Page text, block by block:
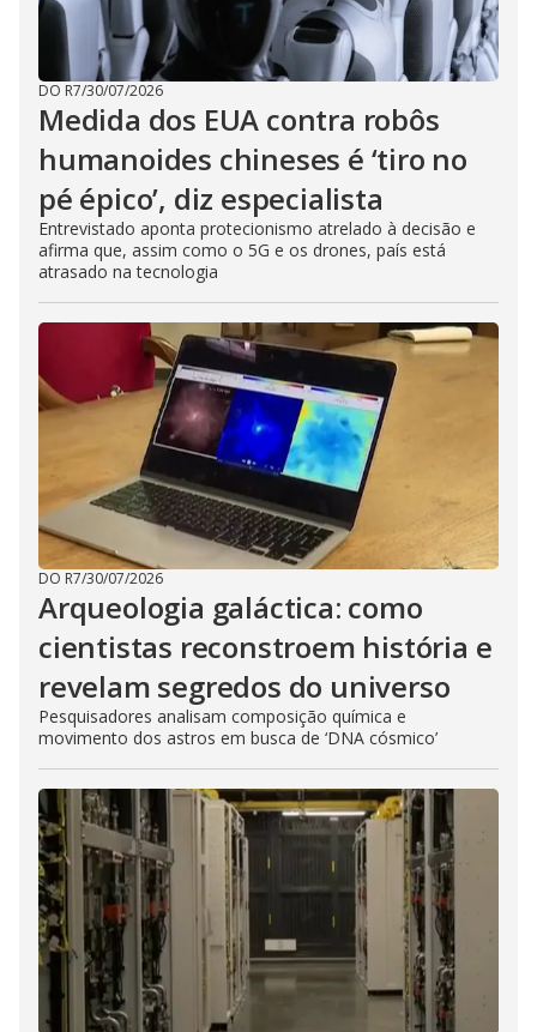
DO R7/30/07/2026
Medida dos EUA contra robôs
humanoides chineses é ‘tiro no
pé épico’, diz especialista
Entrevistado aponta protecionismo atrelado à decisão e
afirma que, assim como o 5G e os drones, país está
atrasado na tecnologia
DO R7/30/07/2026
Arqueologia galáctica: como
cientistas reconstroem história e
revelam segredos do universo
Pesquisadores analisam composição química e
movimento dos astros em busca de ‘DNA cósmico’